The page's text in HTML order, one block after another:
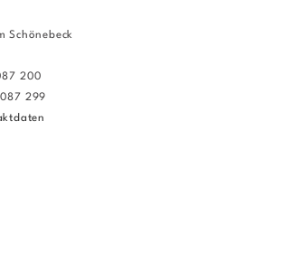
Schönebeck
200
299